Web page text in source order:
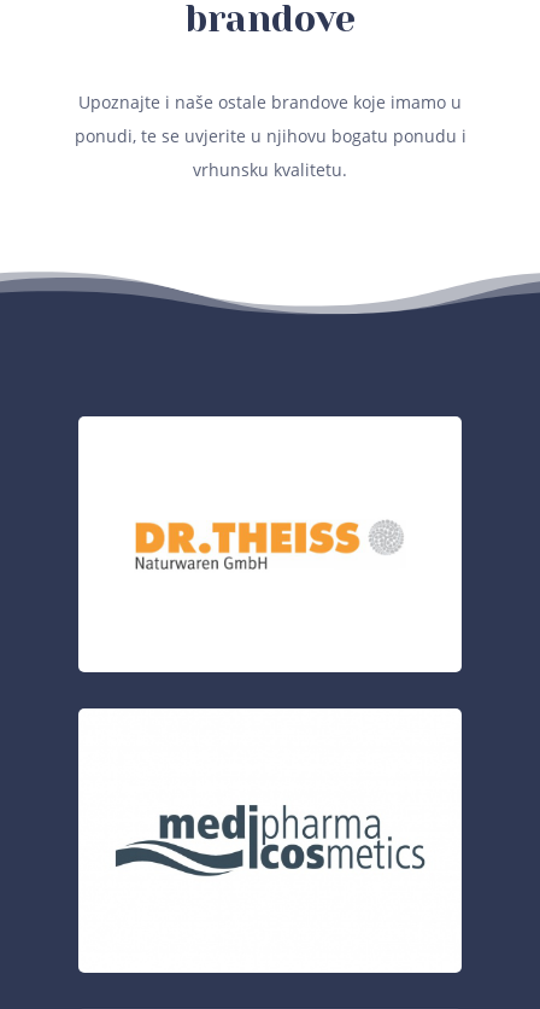
brandove
Upoznajte i naše ostale brandove koje imamo u
ponudi, te se uvjerite u njihovu bogatu ponudu i
vrhunsku kvalitetu.